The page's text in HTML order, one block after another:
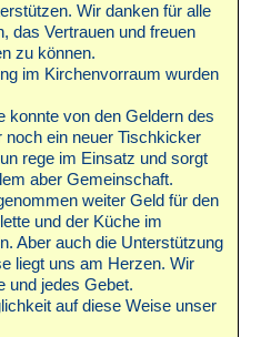
Wir danken für alle
das Vertrauen und freuen
zu können.
im Kirchenvorraum wurden
konnte von den Geldern des
ein neuer Tischkicker
rege im Einsatz und sorgt
aber Gemeinschaft.
weiter Geld für den
und der Küche im
Aber auch die Unterstützung
liegt uns am Herzen. Wir
und jedes Gebet.
auf diese Weise unser